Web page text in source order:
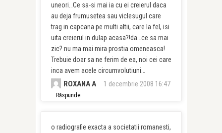
uneori…Ce sa-si mai ia cu ei creierul daca
au deja frumusetea sau viclesugul care
trag in capcana pe multi altii, care la fel, isi
uita creierul in dulap acasa?!da…ce sa mai
zic? nu ma mai mira prostia omeneasca!
Trebuie doar sa ne ferim de ea, noi cei care
inca avem acele circumvolutiuni…
ROXANA A 1 decembrie 2008 16:47
Răspunde
o radiografie exacta a societatii romanesti,